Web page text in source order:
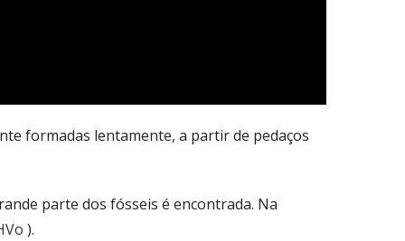
formadas lentamente, a partir de pedaços
parte dos fósseis é encontrada. Na
).